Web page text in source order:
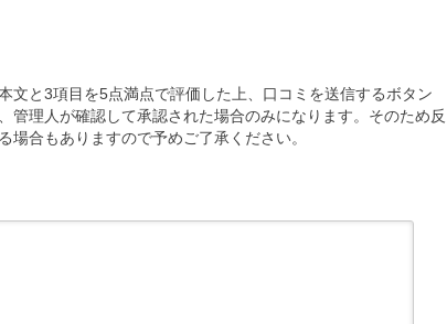
文と3項目を5点満点で評価した上、口コミを送信するボタン
管理人が確認して承認された場合のみになります。そのため反
合もありますので予めご了承ください。